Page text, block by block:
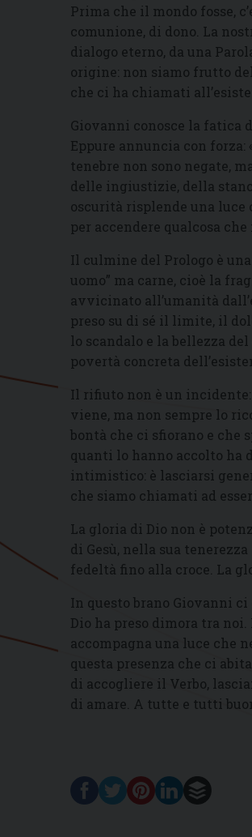
Prima che il mondo fosse,
comunione, di dono. La
dialogo eterno, da una
origine: non siamo frutto
che ci ha chiamati
Giovanni conosce la fatica
Eppure annuncia con forza:
tenebre non sono negate,
delle ingiustizie, della
oscurità risplende una luce
per accendere qualcosa
Il culmine del Prologo è
uomo” ma carne, cioè la
avvicinato all’umanità
preso su di sé il limite, il
lo scandalo e la bellezza
povertà concreta
Il rifiuto non è un
viene, ma non sempre lo
bontà che ci sfiorano e che
quanti lo hanno accolto ha
intimistico: è lasciarsi
che siamo chiamati ad
La gloria di Dio non è
di Gesù, nella sua
fedeltà fino alla croce. La
In questo brano Giovanni
Dio ha preso dimora tra
accompagna una luce che
questa presenza che ci
di accogliere il Verbo,
di amare. A tutte e tutti